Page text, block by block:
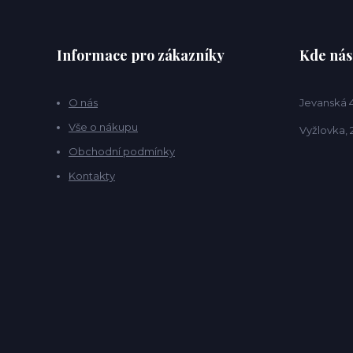
Informace pro zákazníky
O nás
Vše o nákupu
Obchodní podmínky
Kontakty
Kde
Jevanská
Vyžlovka,